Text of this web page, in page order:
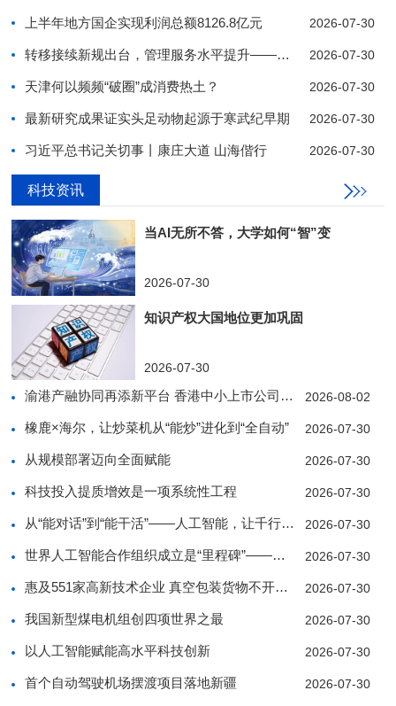
1 2 3 4 5 6 7 8 9 10
上半年地方国企实现利润总额8126.8亿元 2026-07-30
转移接续新规出台，管理服务水平提升——企业年金“ 2026-07-30
天津何以频频“破圈”成消费热土？ 2026-07-30
最新研究成果证实头足动物起源于寒武纪早期 2026-07-30
习近平总书记关切事丨康庄大道 山海偕行 2026-07-30
科技资讯
当AI无所不答，大学如何“智”变
2026-07-30
知识产权大国地位更加巩固
2026-07-30
渝港产融协同再添新平台 香港中小上市公司协会西南 2026-08-02
橡鹿×海尔，让炒菜机从“能炒”进化到“全自动” 2026-07-30
从规模部署迈向全面赋能 2026-07-30
科技投入提质增效是一项系统性工程 2026-07-30
从“能对话”到“能干活”——人工智能，让千行百业 2026-07-30
世界人工智能合作组织成立是“里程碑”——访中亚人 2026-07-30
惠及551家高新技术企业 真空包装货物不开箱也能 2026-07-30
我国新型煤电机组创四项世界之最 2026-07-30
以人工智能赋能高水平科技创新 2026-07-30
首个自动驾驶机场摆渡项目落地新疆 2026-07-30